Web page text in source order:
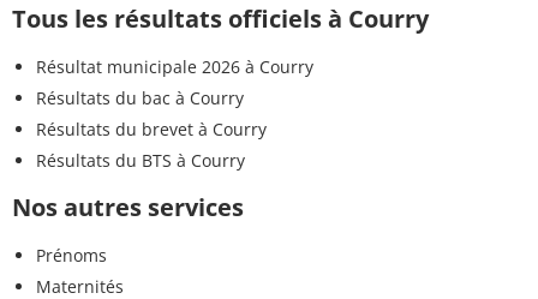
Tous les résultats officiels à Courry
Résultat municipale 2026 à Courry
Résultats du bac à Courry
Résultats du brevet à Courry
Résultats du BTS à Courry
Nos autres services
Prénoms
Maternités